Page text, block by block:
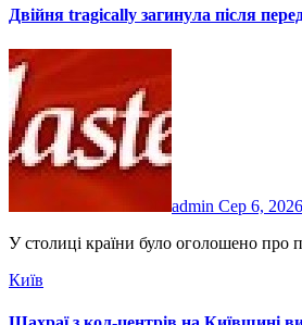
Двійня tragically загинула після
admin Сер 6, 2026
У столиці країни було оголошено про
Київ